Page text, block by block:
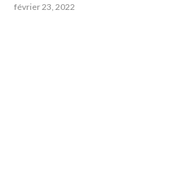
février 23, 2022